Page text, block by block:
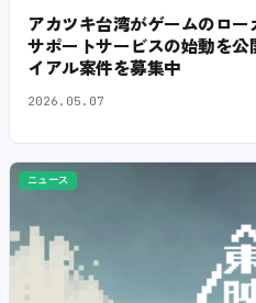
アカツキ台湾がゲームのロ
サポートサービスの始動を
イアル案件を募集中
2026.05.07
ニュース